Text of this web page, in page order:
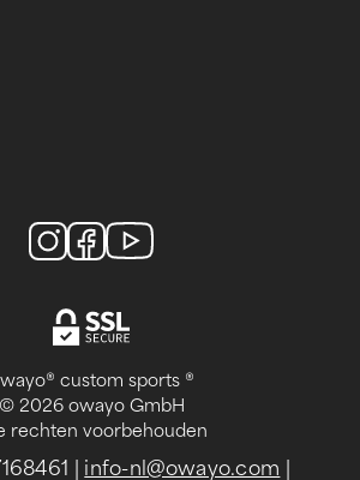
custom sports ®
© 2026 owayo GmbH
rechten voorbehouden
info-nl@owayo.com